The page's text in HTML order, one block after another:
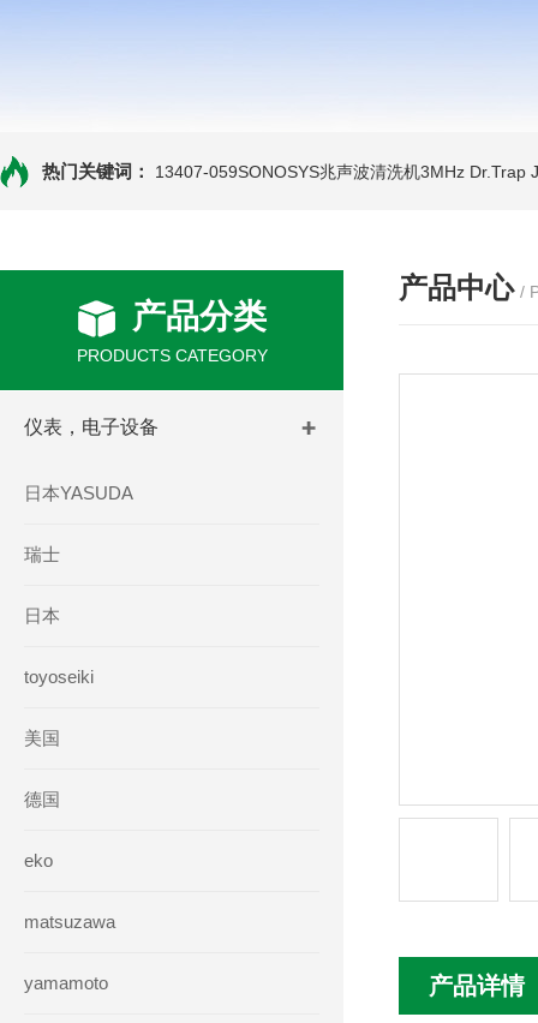
热门关键词： 13407-059SONOSYS兆声波清洗机3MHz Dr.Trap
产品分类
PRODUCTS CATEGORY
仪表，电子设备
日本YASUDA
瑞士
日本
toyoseiki
美国
德国
eko
matsuzawa
yamamoto
产品中心 /
产品详情